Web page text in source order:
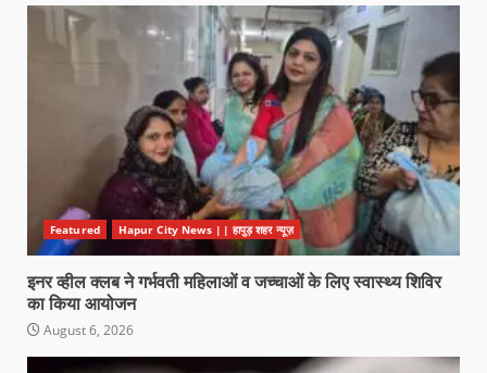
Featured Hapur City News || हापुड़ शहर न्यूज़
इनर व्हील क्लब ने गर्भवती महिलाओं व जच्चाओं के लिए स्वास्थ्य शिविर
का किया आयोजन
August 6, 2026